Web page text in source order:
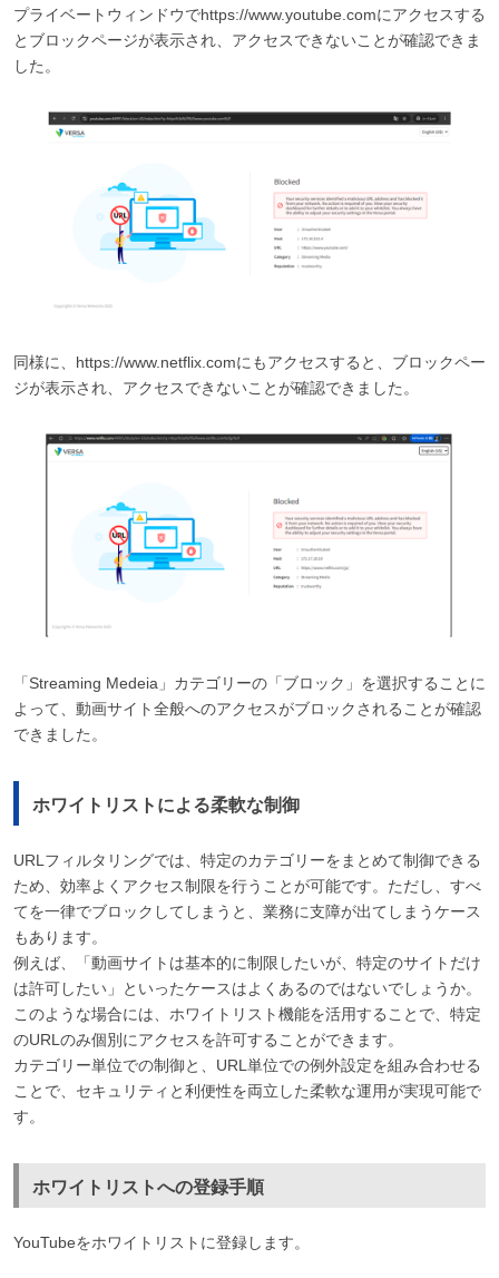
プライベートウィンドウでhttps://www.youtube.comにアクセスする
とブロックページが表示され、アクセスできないことが確認できま
した。
同様に、https://www.netflix.comにもアクセスすると、ブロックペー
ジが表示され、アクセスできないことが確認できました。
「Streaming Medeia」カテゴリーの「ブロック」を選択することに
よって、動画サイト全般へのアクセスがブロックされることが確認
できました。
ホワイトリストによる柔軟な制御
URLフィルタリングでは、特定のカテゴリーをまとめて制御できる
ため、効率よくアクセス制限を行うことが可能です。ただし、すべ
てを一律でブロックしてしまうと、業務に支障が出てしまうケース
もあります。
例えば、「動画サイトは基本的に制限したいが、特定のサイトだけ
は許可したい」といったケースはよくあるのではないでしょうか。
このような場合には、ホワイトリスト機能を活用することで、特定
のURLのみ個別にアクセスを許可することができます。
カテゴリー単位での制御と、URL単位での例外設定を組み合わせる
ことで、セキュリティと利便性を両立した柔軟な運用が実現可能で
す。
ホワイトリストへの登録手順
YouTubeをホワイトリストに登録します。